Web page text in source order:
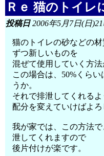
Ｒｅ 猫のトイレ
投稿日2006年5月7日(日
猫のトイレの砂などの
ずつ新しいものを
混ぜて使用していく方法
この場合は、50%くら
うか。
それで排泄してくれる
配分を変えていけばよろ
我が家では、この方法
泄してくれますので
後片付けが楽です。